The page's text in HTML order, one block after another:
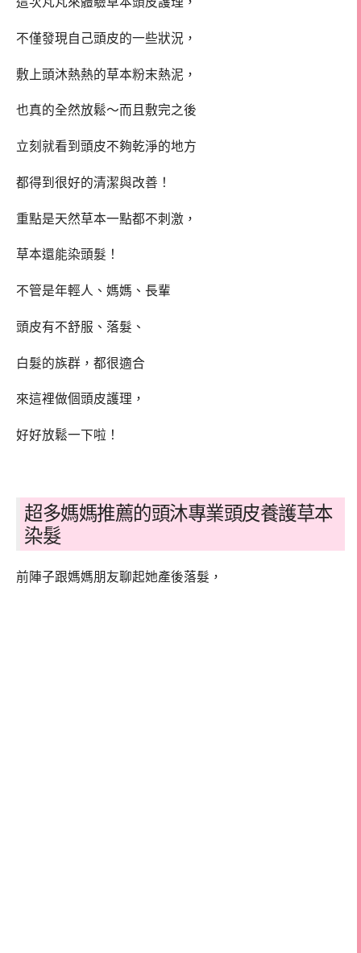
不僅發現自己頭皮的一些狀況，
敷上頭沐熱熱的草本粉末熱泥，
也真的全然放鬆～而且敷完之後
立刻就看到頭皮不夠乾淨的地方
都得到很好的清潔與改善！
重點是天然草本一點都不刺激，
草本還能染頭髮！
不管是年輕人、媽媽、長輩
頭皮有不舒服、落髮、
白髮的族群，都很適合
來這裡做個頭皮護理，
好好放鬆一下啦！
超多媽媽推薦的頭沐專業頭皮養護草本
染髮
前陣子跟媽媽朋友聊起她產後落髮，